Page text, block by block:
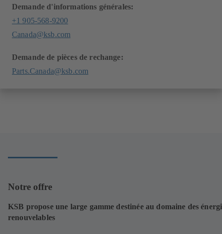
Demande d'informations générales:
+1 905-568-9200
Canada@ksb.com
Demande de pièces de rechange:
Parts.Canada@ksb.com
Notre offre
KSB propose une large gamme destinée au domaine des
renouvelables